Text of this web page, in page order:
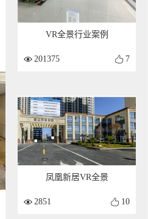
VR全景行业案例
201375 7
凤凰新居VR全景
2851 10